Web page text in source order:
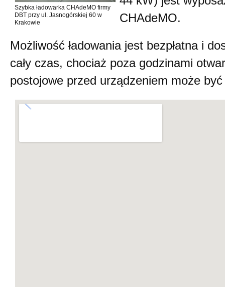
Szybka ładowarka CHAdeMO firmy
DBT przy ul. Jasnogórskiej 60 w
Krakowie
CHAdeMO.
Możliwość ładowania jest bezpłatna i
cały czas, chociaż poza godzinami
postojowe przed urządzeniem może